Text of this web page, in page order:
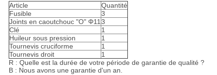
Article
Quantité
Fusible
3
Joints en caoutchouc "O" Φ113
Clé
1
Huileur sous pression
1
Tournevis cruciforme
1
Tournevis droit
1
R : Quelle est la durée de votre période de garantie de qualité ?
B : Nous avons une garantie d'un an.